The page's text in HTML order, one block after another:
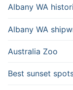
Albany WA
Albany WA
Australia Zoo
Best sunset